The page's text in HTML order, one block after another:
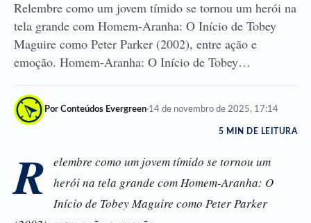
Relembre como um jovem tímido se tornou um herói na
tela grande com Homem-Aranha: O Início de Tobey
Maguire como Peter Parker (2002), entre ação e
emoção. Homem-Aranha: O Início de Tobey…
Por Conteúdos Evergreen·14 de novembro de 2025, 17:14
5 MIN DE LEITURA
R
elembre como um jovem tímido se tornou um
herói na tela grande com Homem-Aranha: O
Início de Tobey Maguire como Peter Parker